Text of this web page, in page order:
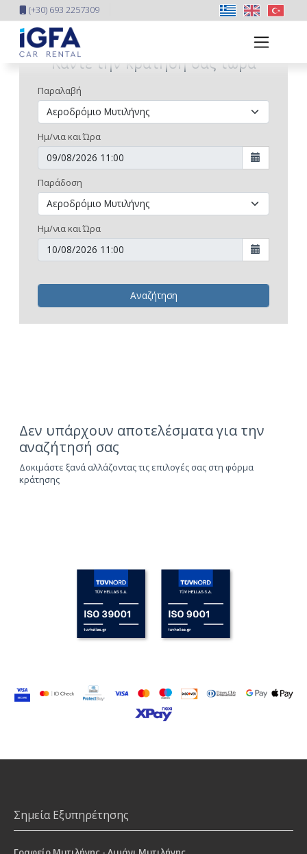
(+30) 693 2257309
Κάντε την κράτησή σας τώρα
Παραλαβή
Ημ/νια και Ώρα
Παράδοση
Ημ/νια και Ώρα
Αναζήτηση
Δεν υπάρχουν αποτελέσματα για την
αναζήτησή σας
Δοκιμάστε ξανά αλλάζοντας τις επιλογές σας στη φόρμα
κράτησης
Σημεία Εξυπηρέτησης